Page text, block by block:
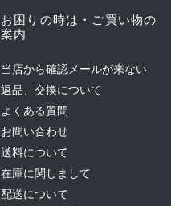
お困りの時は・ご買い物の
案内
当店から確認メールが来ない
返品、交換について
よくある質問
お問い合わせ
送料について
在庫に関しまして
配送について